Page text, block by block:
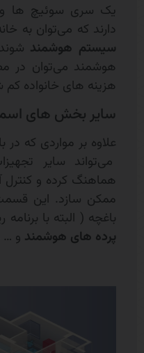
یک سری سوئیچ ها
دارند که می‌توان به
سیستم هوشمند
هوشمند می‌توان در
هزینه های خانواده کم
سایر بخش های
علاوه بر مواردی که در
می‌تواند سایر
هماهنگ کرده و
ممکن سازد. این
باغچه ( البته با
پرده های هوشمند و